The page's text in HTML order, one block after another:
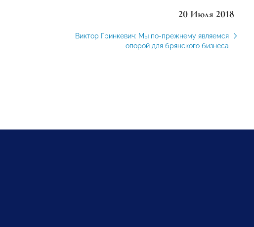
20 Июля 2018
Виктор Гринкевич: Мы по-прежнему являемся
опорой для брянского бизнеса